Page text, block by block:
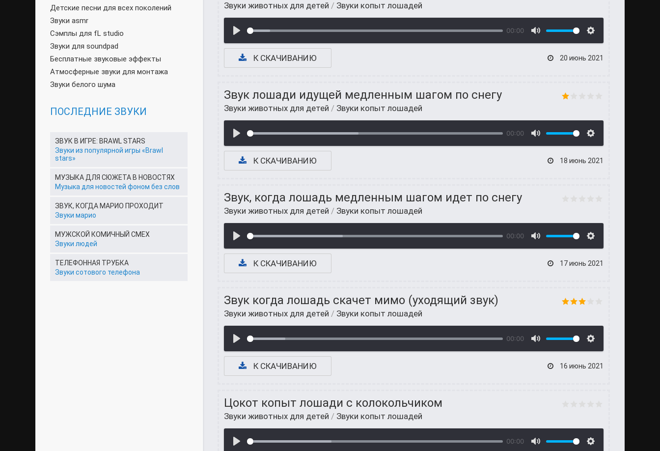
Звуки животных для детей / Звуки копыт лошадей
00:00
К СКАЧИВАНИЮ 20 июнь 2021
Звук лошади идущей медленным шагом по снегу
Звуки животных для детей / Звуки копыт лошадей
00:00
К СКАЧИВАНИЮ 18 июнь 2021
Звук, когда лошадь медленным шагом идет по снегу
Звуки животных для детей / Звуки копыт лошадей
00:00
К СКАЧИВАНИЮ 17 июнь 2021
Звук когда лошадь скачет мимо (уходящий звук)
Звуки животных для детей / Звуки копыт лошадей
00:00
К СКАЧИВАНИЮ 16 июнь 2021
Цокот копыт лошади с колокольчиком
Звуки животных для детей / Звуки копыт лошадей
00:00
Детские песни для всех поколений
Звуки asmr
Сэмплы для fL studio
Звуки для soundpad
Бесплатные звуковые эффекты
Атмосферные звуки для монтажа
Звуки белого шума
ПОСЛЕДНИЕ ЗВУКИ
ЗВУК В ИГРЕ: BRAWL STARS
Звуки из популярной игры «Brawl
stars»
МУЗЫКА ДЛЯ СЮЖЕТА В НОВОСТЯХ
Музыка для новостей фоном без слов
ЗВУК, КОГДА МАРИО ПРОХОДИТ
Звуки марио
МУЖСКОЙ КОМИЧНЫЙ СМЕХ
Звуки людей
ТЕЛЕФОННАЯ ТРУБКА
Звуки сотового телефона